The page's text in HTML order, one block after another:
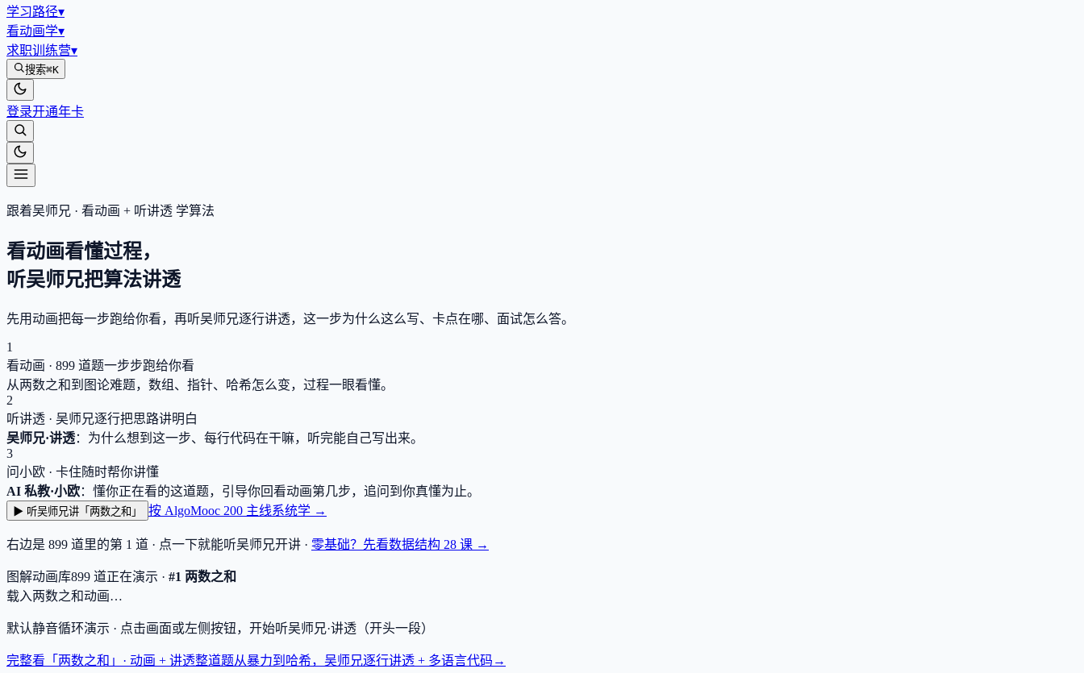
学习路径▾
看动画学▾
求职训练营▾
搜索⌘K
登录开通年卡
跟着吴师兄 · 看动画 + 听讲透 学算法
看动画看懂过程，
听吴师兄把算法讲透
先用动画把每一步跑给你看，再听吴师兄逐行讲透，这一步为什么这么写、卡点在哪、面试怎么答。
1
看动画 · 899 道题一步步跑给你看
从两数之和到图论难题，数组、指针、哈希怎么变，过程一眼看懂。
2
听讲透 · 吴师兄逐行把思路讲明白
吴师兄·讲透：为什么想到这一步、每行代码在干嘛，听完能自己写出来。
3
问小欧 · 卡住随时帮你讲懂
AI 私教·小欧：懂你正在看的这道题，引导你回看动画第几步，追问到你真懂为止。
▶ 听吴师兄讲「两数之和」 按 AlgoMooc 200 主线系统学 →
右边是 899 道里的第 1 道 · 点一下就能听吴师兄开讲 · 零基础？先看数据结构 28 课 →
图解动画库899 道正在演示 · #1 两数之和
载入两数之和动画…
默认静音循环演示 · 点击画面或左侧按钮，开始听吴师兄·讲透（开头一段）
完整看「两数之和」· 动画 + 讲透整道题从暴力到哈希，吴师兄逐行讲透 + 多语言代码 →